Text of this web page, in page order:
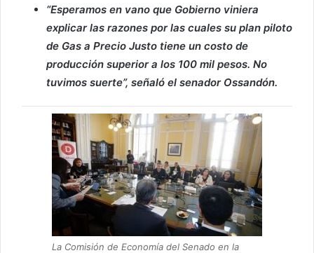
“Esperamos en vano que Gobierno viniera
explicar las razones por las cuales su plan piloto
de Gas a Precio Justo tiene un costo de
producción superior a los 100 mil pesos. No
tuvimos suerte”, señaló el senador Ossandón.
La Comisión de Economía del Senado en la